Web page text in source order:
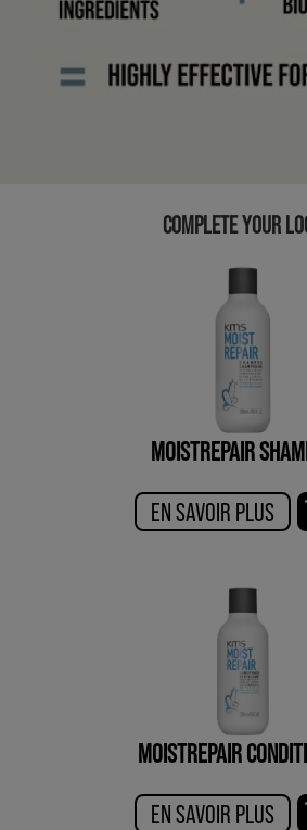
COMPLETE YOUR
MOISTREPAIR
EN SAVOIR PLUS
MOISTREPAIR
EN SAVOIR PLUS